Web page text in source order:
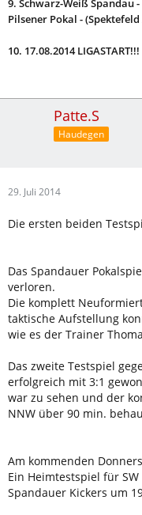
9. Schwarz-Weiß Spandau
Pilsener Pokal -
10. 17.08.2014 LIGASTART!!!
Patte.S
Haudegen
29. Juli 2014
Die ersten beiden
Das Spandauer
verloren.
Die komplett
taktische Aufstellung
wie es der Trainer
Das zweite Testspiel
erfolgreich mit 3:1
war zu sehen und der
NNW über 90 min.
Am kommenden
Ein Heimtestspiel für
Spandauer Kickers um